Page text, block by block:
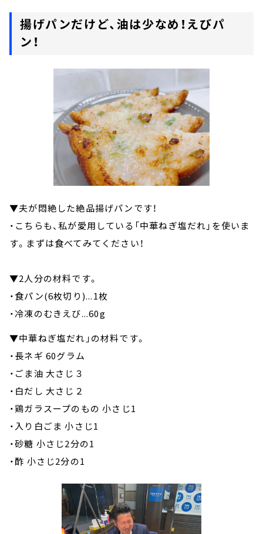
揚げパンだけど、油は少なめ！えびパ
ン！
▼夫が悶絶した絶品揚げパンです！
・こちらも、私が愛用している「中華ねぎ塩だれ」を使いま
す。まずは食べてみてください！
▼2人分の材料です。
・食パン(6枚切り)...1枚
・冷凍のむきえび...60g
▼中華ねぎ塩だれ」の材料です。
・長ネギ 60グラム
・ごま油 大さじ３
・白だし 大さじ２
・鶏ガラスープのもの 小さじ1
・入り白ごま 小さじ1
・砂糖 小さじ2分の1
・酢 小さじ2分の1